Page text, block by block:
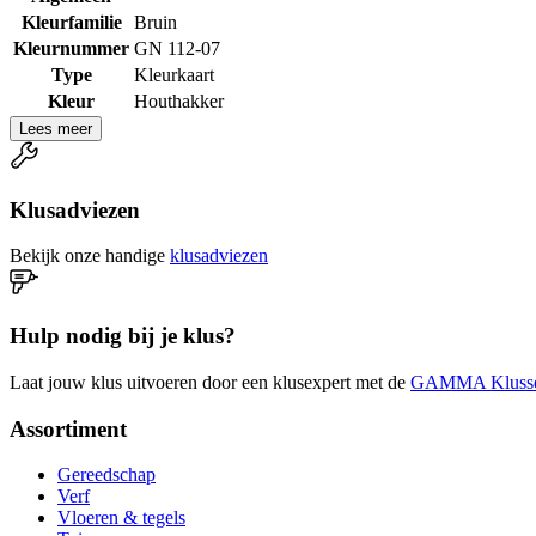
Kleurfamilie
Bruin
Kleurnummer GN 112-07
Type
Kleurkaart
Kleur
Houthakker
Lees meer
Klusadviezen
Bekijk onze handige klusadviezen
Hulp nodig bij je klus?
Laat jouw klus uitvoeren door een klusexpert met de GAMMA
Assortiment
Gereedschap
Verf
Vloeren & tegels